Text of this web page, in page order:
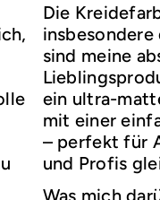
Die
sind meine
ein ultra-
mit einer
– perfekt für
und Profis
Was mich